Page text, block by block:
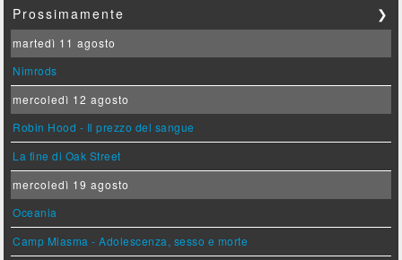
Prossimamente ❯
martedì 11 agosto
Nimrods
mercoledì 12 agosto
Robin Hood - Il prezzo del sangue
La fine di Oak Street
mercoledì 19 agosto
Oceania
Camp Miasma - Adolescenza, sesso e morte